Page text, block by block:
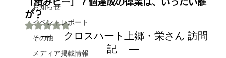
お知らせ
イベントレポート
その他
メディア掲載情報
「積みピー」７個達成の偉業は、いったい誰
が？
5つ星のうちNaNと評価されています。
―    クロスハート上郷・栄さん 訪問
記    ―